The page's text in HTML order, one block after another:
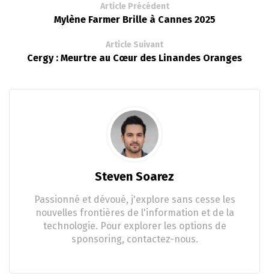
Article Précédent
Mylène Farmer Brille à Cannes 2025
Article Suivant
Cergy : Meurtre au Cœur des Linandes Oranges
Steven Soarez
Passionné et dévoué, j'explore sans cesse les
nouvelles frontières de l'information et de la
technologie. Pour explorer les options de
sponsoring, contactez-nous.